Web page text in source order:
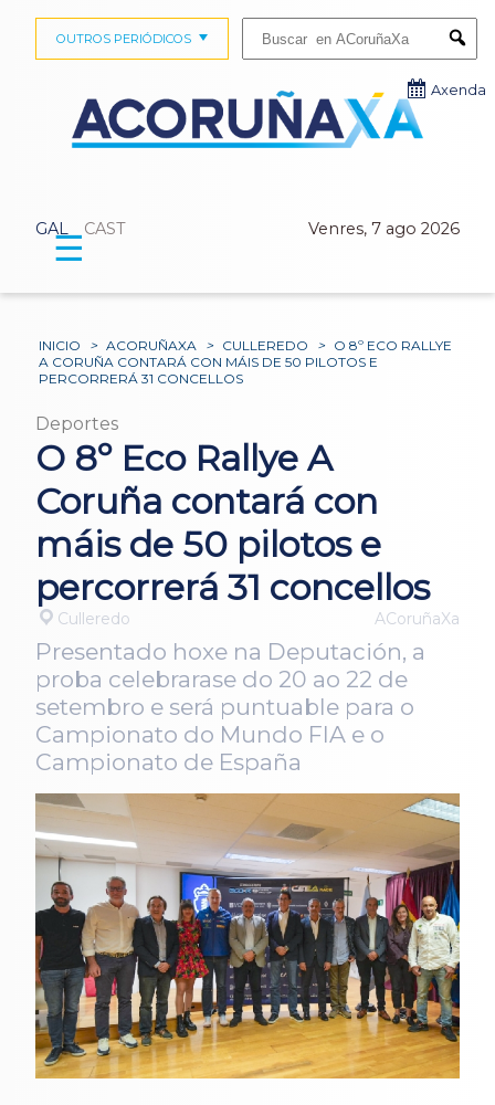
GAL CAST Venres, 7 ago 2026
OUTROS PERIÓDICOS
Axenda
☰
INICIO > ACORUÑAXA > CULLEREDO > O 8º ECO RALLYE
A CORUÑA CONTARÁ CON MÁIS DE 50 PILOTOS E
PERCORRERÁ 31 CONCELLOS
Deportes
O 8º Eco Rallye A
Coruña contará con
máis de 50 pilotos e
percorrerá 31 concellos
Culleredo ACoruñaXa
Presentado hoxe na Deputación, a
proba celebrarase do 20 ao 22 de
setembro e será puntuable para o
Campionato do Mundo FIA e o
Campionato de España